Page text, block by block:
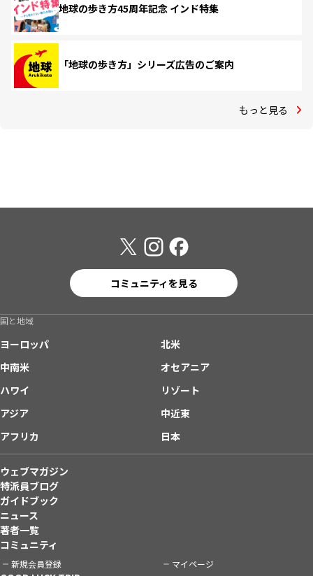
地球の歩き方45周年記念 インド特集
「地球の歩き方」シリーズ広告のご案内
もっと見る
コミュニティを見る
国と地域
ヨーロッパ
北米
中南米
オセアニア
ハワイ
リゾート
アジア
中近東
アフリカ
日本
ウェブマガジン
特派員ブログ
ガイドブック
ニュース
著者一覧
コミュニティ
新規会員登録 マイページ